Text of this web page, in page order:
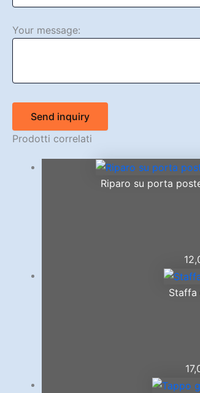
Your message:
Send inquiry
Prodotti correlati
Riparo su porta
Staffa